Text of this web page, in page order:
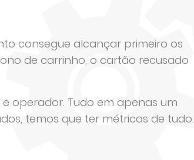
consegue alcançar primeiro os
de carrinho, o cartão recusado
operador. Tudo em apenas um
temos que ter métricas de tudo.